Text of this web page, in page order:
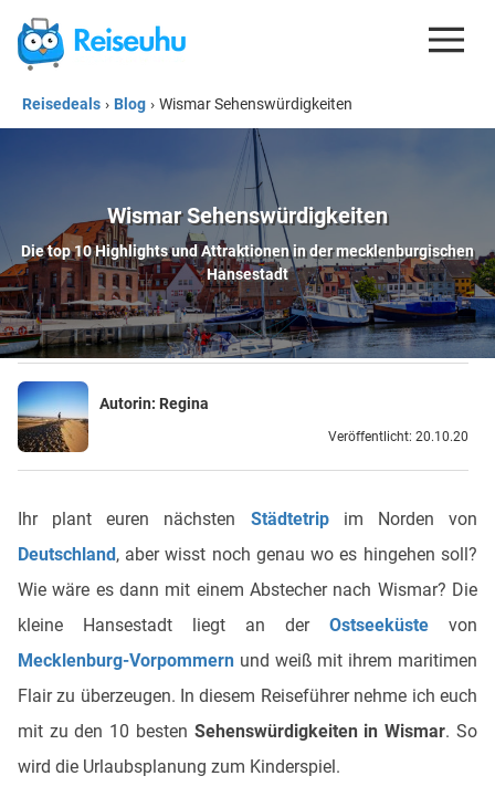
REISEDEALS
GUTSCHEINE
KREDITKARTEN
ESIM
REISEBLOG
Reisedeals › Blog › Wismar Sehenswürdigkeiten
Wismar Sehenswürdigkeiten
Die top 10 Highlights und Attraktionen in der mecklenburgischen
Hansestadt
Autorin: Regina
Veröffentlicht: 20.10.20
Ihr plant euren nächsten Städtetripim Norden von
Deutschland, aber wisst noch genau wo es hingehen soll?
Wie wäre es dann mit einem Abstecher nach Wismar? Die
kleine Hansestadt liegt an der Ostseeküstevon
Mecklenburg-Vorpommern und weiß mit ihrem maritimen
Flair zu überzeugen. In diesem Reiseführer nehme ich euch
mit zu den 10 besten Sehenswürdigkeiten in Wismar. So
wird die Urlaubsplanung zum Kinderspiel.